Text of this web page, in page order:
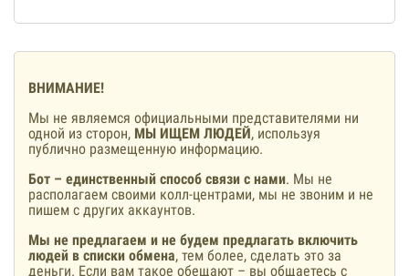
ВНИМАНИЕ!
Мы не являемся официальными представителями ни
одной из сторон, МЫ ИЩЕМ ЛЮДЕЙ, используя
публично размещенную информацию.
Бот – единственный способ связи с нами. Мы не
располагаем своими колл-центрами, мы не звоним и не
пишем с других аккаунтов.
Мы не предлагаем и не будем предлагать включить
людей в списки обмена, тем более, сделать это за
деньги. Если вам такое обещают – вы общаетесь с